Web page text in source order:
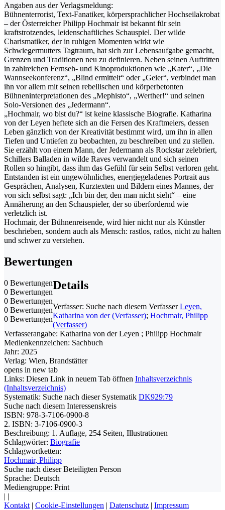
Angaben aus der Verlagsmeldung:
Bühnenterrorist, Text-Fanatiker, körpersprachlicher Hochseilakrobat
– der Österreicher Philipp Hochmair ist bekannt für sein
kraftstrotzendes, leidenschaftliches Schauspiel. Der wilde
Charismatiker, der in ruhigen Momenten wirkt wie
Schwiegermutters Tagtraum, hat sich zur Lebensaufgabe gemacht,
Grenzen und Traditionen neu zu definieren. Neben seinen Auftritten
in zahlreichen Fernseh- und Kinoproduktionen wie „Kater“, „Die
Wannseekonferenz“, „Blind ermittelt“ oder „Geier“, verbindet man
ihn vor allem mit seinen rebellischen und körperbetonten
Bühneninterpretationen des „Mephisto“, „Werther!“ und seinen
Solo-Versionen des „Jedermann“.
„Hochmair, wo bist du?“ ist keine klassische Biografie. Katharina
von der Leyen heftete sich an die Fersen des Kraftmeiers, dessen
Leben gänzlich von der Kreativität bestimmt wird, um ihn in allen
Tiefen und Untiefen zu beobachten, zu beschreiben und zu stellen.
Sie erzählt von einem Mann, der Jedermann als Rockstar zelebriert,
Schillers Balladen in wilde Raves verwandelt und sich seinen
Rollen so hingibt, dass ihm das Gefühl für sein Selbst verloren geht.
Entstanden ist ein ungewöhnliches, energiegeladenes Portrait aus
Gesprächen, Analysen, Kurztexten und Bildern eines Mannes, der
von sich selbst sagt: „Ich bin der, den man nicht sieht“ – eine
Annäherung an den Schauspieler, der so überfordernd wie
verletzlich ist.
Hochmair, der Bühnenreisende, wird hier nicht nur als Künstler
beschrieben, sondern auch als Mensch: rastlos, ratlos, nicht zu halten
und schwer zu verstehen.
Bewertungen
0 Bewertungen
0 Bewertungen
0 Bewertungen
0 Bewertungen
0 Bewertungen
Details
Verfasser: Suche nach diesem Verfasser Leyen,
Katharina von der (Verfasser); Hochmair, Philipp
(Verfasser)
Verfasserangabe: Katharina von der Leyen ; Philipp Hochmair
Medienkennzeichen: Sachbuch
Jahr: 2025
Verlag: Wien, Brandstätter
opens in new tab
Links: Diesen Link in neuem Tab öffnen Inhaltsverzeichnis
(Inhaltsverzeichnis)
Systematik: Suche nach dieser Systematik DK929:79
Suche nach diesem Interessenskreis
ISBN: 978-3-7106-0900-8
2. ISBN: 3-7106-0900-3
Beschreibung: 1. Auflage, 254 Seiten, Illustrationen
Schlagwörter: Biografie
Schlagwortketten:
Hochmair, Philipp
Suche nach dieser Beteiligten Person
Sprache: Deutsch
Mediengruppe: Print
| |
Kontakt | Cookie-Einstellungen | Datenschutz | Impressum